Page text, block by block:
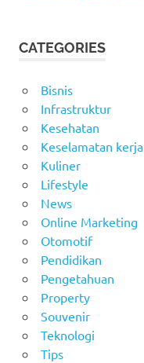
CATEGORIES
Bisnis
Infrastruktur
Kesehatan
Keselamatan kerja
Kuliner
Lifestyle
News
Online Marketing
Otomotif
Pendidikan
Pengetahuan
Property
Souvenir
Teknologi
Tips